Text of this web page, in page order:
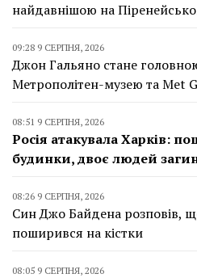
найдавнішою на
09:28 9 СЕРПНЯ, 2026
Джон Гальяно стане
Метрополітен-музею та Met
08:51 9 СЕРПНЯ, 2026
Росія атакувала Харків:
будинки, двоє людей
08:26 9 СЕРПНЯ, 2026
Син Джо Байдена розповів,
поширився на кістки
08:05 9 СЕРПНЯ, 2026